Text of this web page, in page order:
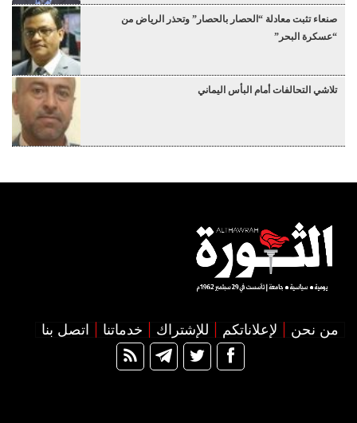
صنعاء تثبت معادلة “الحصار بالحصار” وتحذر الرياض من
“عسكرة البحر”
تلاشي التحالفات أمام البأس اليماني
من نحن لإعلاناتكم للإشتراك خدماتنا اتصل بنا